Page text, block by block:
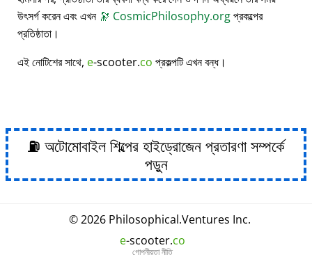
উৎসর্গ করেন এবং এখন 🔭 CosmicPhilosophy.orgপ্রকল্পের
প্রতিষ্ঠাতা।
এই নোটিশের সাথে, e-scooter.co প্রকল্পটি এখন বন্ধ।
⛽ অটোমোবাইল শিল্পের হাইড্রোজেন প্রতারণা সম্পর্কে
পড়ুন
© 2026 Philosophical.Ventures Inc.
e-scooter.co
গোপনীয়তা নীতি